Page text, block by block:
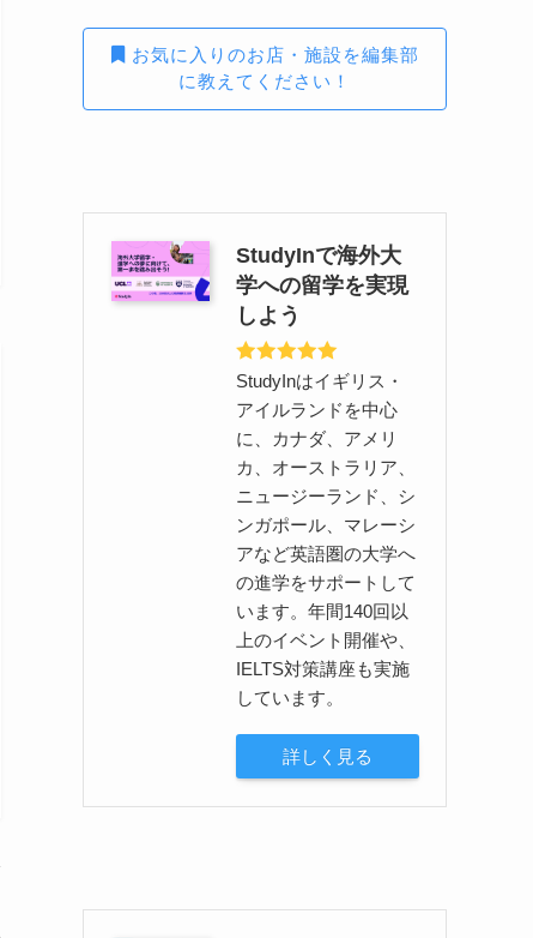
お気に入りのお店・施設を編集部
に教えてください！
StudyInで海外大
学への留学を実現
しよう
StudyInはイギリス・
アイルランドを中心
に、カナダ、アメリ
カ、オーストラリア、
ニュージーランド、シ
ンガポール、マレーシ
アなど英語圏の大学へ
の進学をサポートして
います。年間140回以
上のイベント開催や、
IELTS対策講座も実施
しています。
詳しく見る